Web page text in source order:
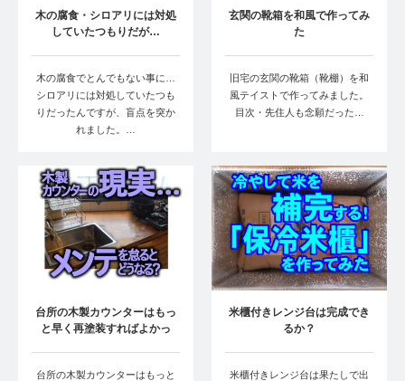
木の腐食・シロアリには対処
していたつもりだが…
木の腐食でとんでもない事に…
シロアリには対処していたつも
りだったんですが、盲点を突か
れました。…
玄関の靴箱を和風で作ってみ
た
旧宅の玄関の靴箱（靴棚）を和
風テイストで作ってみました。
目次・先住人も念願だった…
台所の木製カウンターはもっ
と早く再塗装すればよかっ
台所の木製カウンターはもっと
米櫃付きレンジ台は完成でき
るか？
米櫃付きレンジ台は果たしで出